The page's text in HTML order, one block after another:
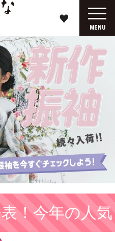
♥
MENU
！今年の人気